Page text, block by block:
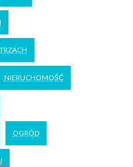
NIERUCHOMOŚĆ
OGRÓD